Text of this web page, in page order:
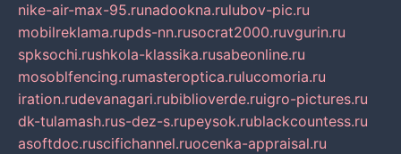
nike-air-max-95.runadookna.rulubov-pic.ru
mobilreklama.rupds-nn.rusocrat2000.ruvgurin.ru
spksochi.rushkola-klassika.rusabeonline.ru
mosoblfencing.rumasteroptica.rulucomoria.ru
iration.rudevanagari.rubiblioverde.ruigro-pictures.ru
dk-tulamash.rus-dez-s.rupeysok.rublackcountess.ru
asoftdoc.ruscifichannel.ruocenka-appraisal.ru